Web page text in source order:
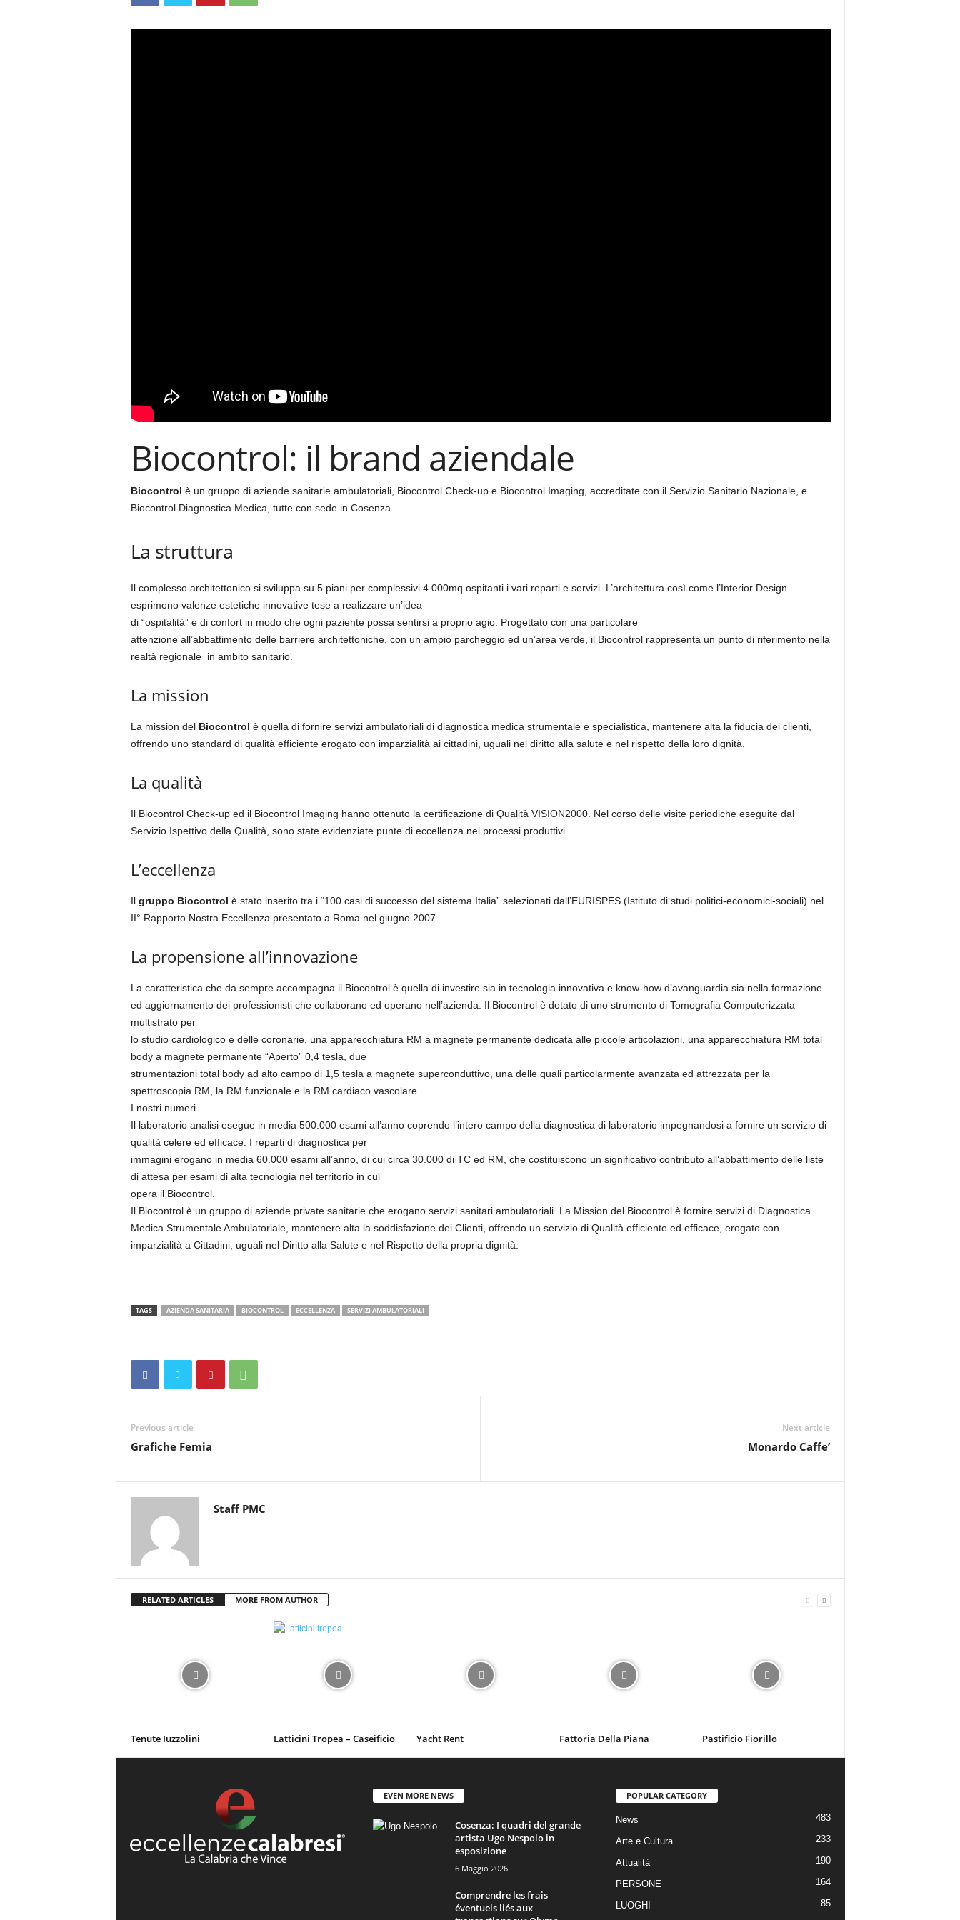
Biocontrol: il brand aziendale
Biocontrol è un gruppo di aziende sanitarie ambulatoriali, Biocontrol Check-up e Biocontrol Imaging, accreditate con il Servizio Sanitario Nazionale, e
Biocontrol Diagnostica Medica, tutte con sede in Cosenza.
La struttura
Il complesso architettonico si sviluppa su 5 piani per complessivi 4.000mq ospitanti i vari reparti e servizi. L’architettura così come l’Interior Design
esprimono valenze estetiche innovative tese a realizzare un’idea
di “ospitalità” e di confort in modo che ogni paziente possa sentirsi a proprio agio. Progettato con una particolare
attenzione all’abbattimento delle barriere architettoniche, con un ampio parcheggio ed un’area verde, il Biocontrol rappresenta un punto di riferimento nella
realtà regionale in ambito sanitario.
La mission
La mission delBiocontrol è quella di fornire servizi ambulatoriali di diagnostica medica strumentale e specialistica, mantenere alta la fiducia dei clienti,
offrendo uno standard di qualità efficiente erogato con imparzialità ai cittadini, uguali nel diritto alla salute e nel rispetto della loro dignità.
La qualità
Il Biocontrol Check-up ed il Biocontrol Imaging hanno ottenuto la certificazione di Qualità VISION2000. Nel corso delle visite periodiche eseguite dal
Servizio Ispettivo della Qualità, sono state evidenziate punte di eccellenza nei processi produttivi.
L’eccellenza
Il gruppo Biocontrol è stato inserito tra i “100 casi di successo del sistema Italia” selezionati dall’EURISPES (Istituto di studi politici-economici-sociali) nel
II° Rapporto Nostra Eccellenza presentato a Roma nel giugno 2007.
La propensione all’innovazione
La caratteristica che da sempre accompagna il Biocontrol è quella di investire sia in tecnologia innovativa e know-how d’avanguardia sia nella formazione
ed aggiornamento dei professionisti che collaborano ed operano nell’azienda. Il Biocontrol è dotato di uno strumento di Tomografia Computerizzata
multistrato per
lo studio cardiologico e delle coronarie, una apparecchiatura RM a magnete permanente dedicata alle piccole articolazioni, una apparecchiatura RM total
body a magnete permanente “Aperto” 0,4 tesla, due
strumentazioni total body ad alto campo di 1,5 tesla a magnete superconduttivo, una delle quali particolarmente avanzata ed attrezzata per la
spettroscopia RM, la RM funzionale e la RM cardiaco vascolare.
I nostri numeri
Il laboratorio analisi esegue in media 500.000 esami all’anno coprendo l’intero campo della diagnostica di laboratorio impegnandosi a fornire un servizio di
qualità celere ed efficace. I reparti di diagnostica per
immagini erogano in media 60.000 esami all’anno, di cui circa 30.000 di TC ed RM, che costituiscono un significativo contributo all’abbattimento delle liste
di attesa per esami di alta tecnologia nel territorio in cui
opera il Biocontrol.
Il Biocontrol è un gruppo di aziende private sanitarie che erogano servizi sanitari ambulatoriali. La Mission del Biocontrol è fornire servizi di Diagnostica
Medica Strumentale Ambulatoriale, mantenere alta la soddisfazione dei Clienti, offrendo un servizio di Qualità efficiente ed efficace, erogato con
imparzialità a Cittadini, uguali nel Diritto alla Salute e nel Rispetto della propria dignità.
TAGS AZIENDA SANITARIA BIOCONTROL ECCELLENZA SERVIZI AMBULATORIALI
Previous article
Grafiche Femia
Next article
Monardo Caffe’
Staff PMC
RELATED ARTICLES MORE FROM AUTHOR
Tenute Iuzzolini Latticini Tropea – Caseificio Yacht Rent Fattoria Della Piana Pastificio Fiorillo
EVEN MORE NEWS
Cosenza: I quadri del grande
artista Ugo Nespolo in
esposizione
6 Maggio 2026
Comprendre les frais
éventuels liés aux
POPULAR CATEGORY
News 483
Arte e Cultura 233
Attualità 190
PERSONE 164
LUOGHI
85